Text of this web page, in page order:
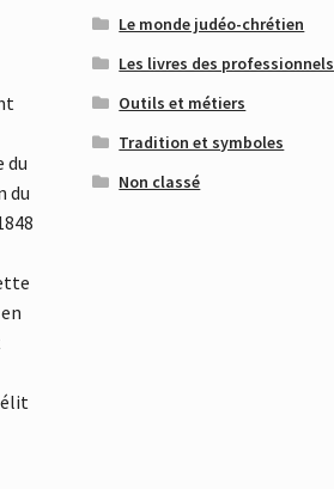
du
du
Le monde judéo-chrétien
Les livres des professionnels
Outils et métiers
Tradition et symboles
Non classé